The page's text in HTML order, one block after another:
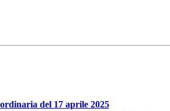
del 17 aprile 2025